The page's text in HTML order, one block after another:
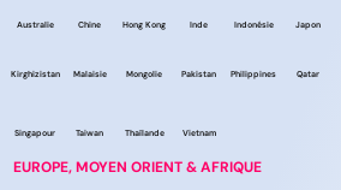
Australie Chine Hong Kong Inde Indonésie Japon
Kirghizistan Malaisie Mongolie Pakistan Philippines Qatar
Singapour Taiwan Thaïlande Vietnam
EUROPE, MOYEN ORIENT & AFRIQUE